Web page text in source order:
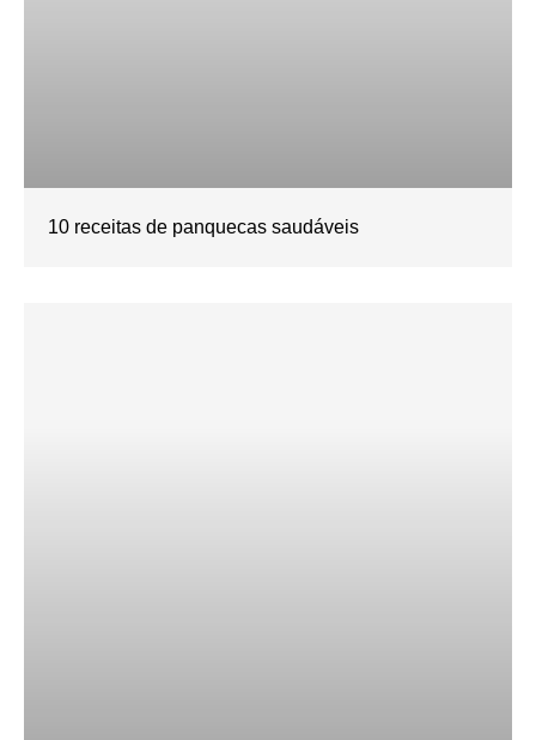
10 receitas de panquecas saudáveis